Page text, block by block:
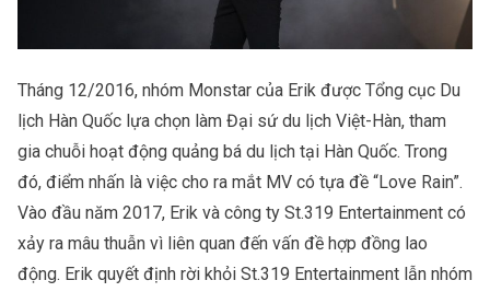
Tháng 12/2016, nhóm Monstar của Erik được Tổng cục Du
lịch Hàn Quốc lựa chọn làm Đại sứ du lịch Việt-Hàn, tham
gia chuỗi hoạt động quảng bá du lịch tại Hàn Quốc. Trong
đó, điểm nhấn là việc cho ra mắt MV có tựa đề “Love Rain”.
Vào đầu năm 2017, Erik và công ty St.319 Entertainment có
xảy ra mâu thuẫn vì liên quan đến vấn đề hợp đồng lao
động. Erik quyết định rời khỏi St.319 Entertainment lẫn nhóm